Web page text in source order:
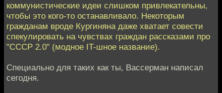
коммунистические идеи слишком привлекательны,
чтобы это кого-то останавливало. Некоторым
гражданам вроде Кургиняна даже хватает совести
спекулировать на чувствах граждан рассказами про
"СССР 2.0" (модное IT-шное название).
Специально для таких как ты, Вассерман написал
сегодня.